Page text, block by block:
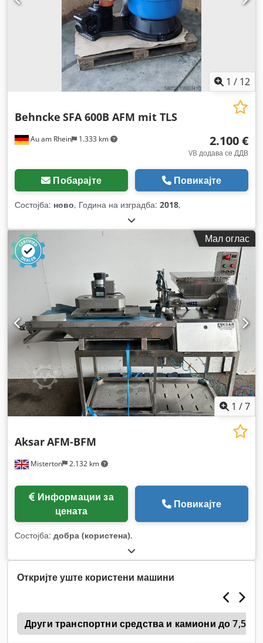
1 / 12
Au am Rhein 1.333 km
Behncke SFA 600B AFM mit TLS
2.100 €
VB додава се ДДВ
Побарајте Повикајте
Состојба: ново, Година на изградба: 2018,
Мал оглас
1 /7
Misterton 2.132 km
AksarAFM-BFM
цената
Повикајте
Состојба: добра (користена),
Откријте уште користени машини
Други транспортни средства и камиони до 7,5 t